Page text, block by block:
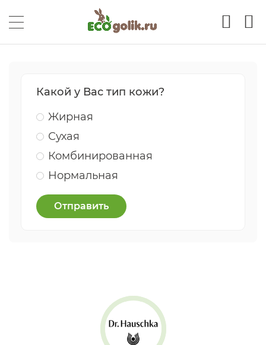
Какой у Вас тип кожи?
Жирная
Сухая
Комбинированная
Нормальная
Отправить